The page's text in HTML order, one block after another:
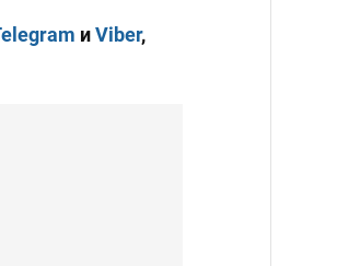
иViber,